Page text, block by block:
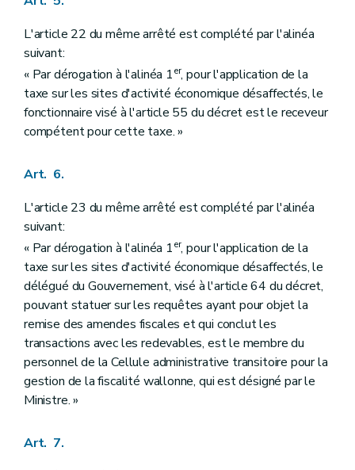
L'article 22 du même arrêté est complété par l'alinéa
suivant:
« Par dérogation à l'alinéa 1er, pour l'application de la
taxe sur les sites d'activité économique désaffectés, le
fonctionnaire visé à l'article 55 du décret est le receveur
compétent pour cette taxe. »
Art. 6.
L'article 23 du même arrêté est complété par l'alinéa
suivant:
« Par dérogation à l'alinéa 1er, pour l'application de la
taxe sur les sites d'activité économique désaffectés, le
délégué du Gouvernement, visé à l'article 64 du décret,
pouvant statuer sur les requêtes ayant pour objet la
remise des amendes fiscales et qui conclut les
transactions avec les redevables, est le membre du
personnel de la Cellule administrative transitoire pour la
gestion de la fiscalité wallonne, qui est désigné par le
Ministre. »
Art. 7.